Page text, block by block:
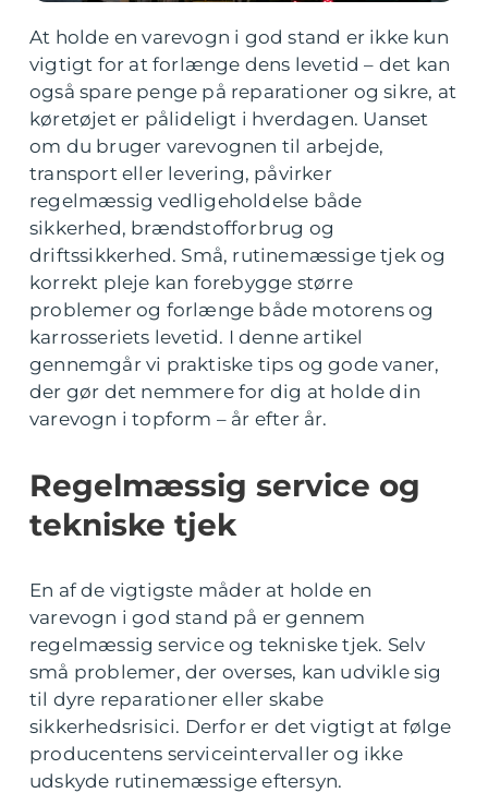
At holde en varevogn i god stand er ikke kun
vigtigt for at forlænge dens levetid – det kan
også spare penge på reparationer og sikre, at
køretøjet er pålideligt i hverdagen. Uanset
om du bruger varevognen til arbejde,
transport eller levering, påvirker
regelmæssig vedligeholdelse både
sikkerhed, brændstofforbrug og
driftssikkerhed. Små, rutinemæssige tjek og
korrekt pleje kan forebygge større
problemer og forlænge både motorens og
karrosseriets levetid. I denne artikel
gennemgår vi praktiske tips og gode vaner,
der gør det nemmere for dig at holde din
varevogn i topform – år efter år.
Regelmæssig service og
tekniske tjek
En af de vigtigste måder at holde en
varevogn i god stand på er gennem
regelmæssig service og tekniske tjek. Selv
små problemer, der overses, kan udvikle sig
til dyre reparationer eller skabe
sikkerhedsrisici. Derfor er det vigtigt at følge
producentens serviceintervaller og ikke
udskyde rutinemæssige eftersyn.